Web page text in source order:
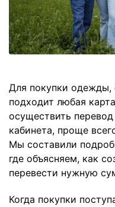
Для покупки одежды,
подходит любая
осуществить
кабинета, проще
Мы составили
где объясняем, как
перевести нужную
Когда покупки